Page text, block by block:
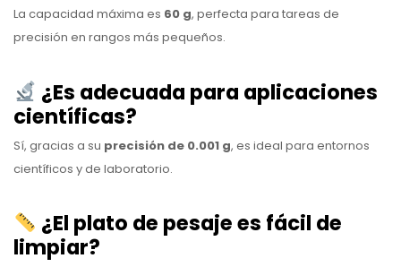
La capacidad máxima es 60 g, perfecta para tareas de
precisión en rangos más pequeños.
¿Es adecuada para aplicaciones
científicas?
Sí, gracias a su precisión de 0.001 g, es ideal para entornos
científicos y de laboratorio.
¿El plato de pesaje es fácil de
limpiar?